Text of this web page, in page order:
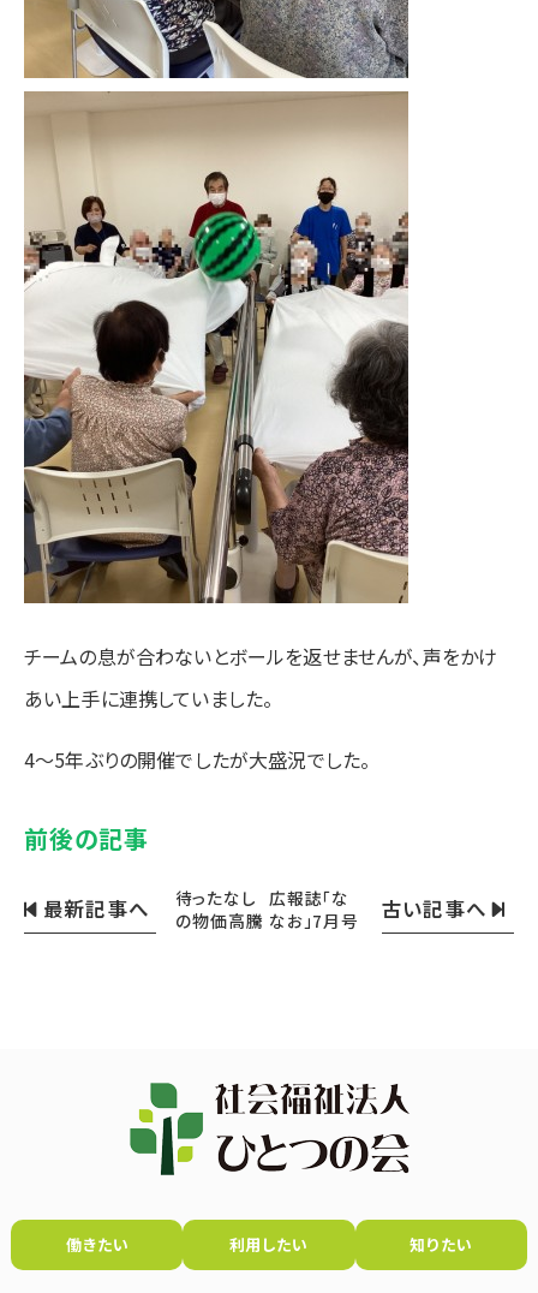
チームの息が合わないとボールを返せませんが、声をかけ
あい上手に連携していました。
4～5年ぶりの開催でしたが大盛況でした。
前後の記事
最新記事へ
待ったなし
の物価高騰
古い記事へ
広報誌「な
なお」7月号
働きたい 利用したい 知りたい